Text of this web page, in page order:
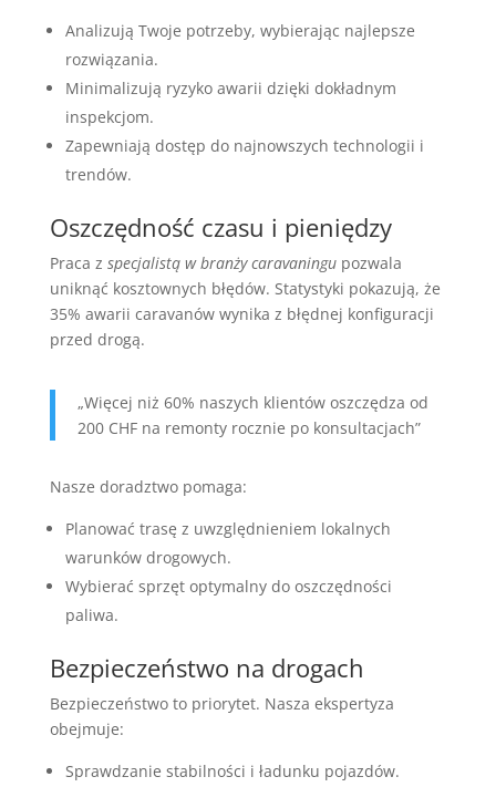
Analizują Twoje potrzeby, wybierając najlepsze
rozwiązania.
Minimalizują ryzyko awarii dzięki dokładnym
inspekcjom.
Zapewniają dostęp do najnowszych technologii i
trendów.
Oszczędność czasu i pieniędzy
Praca z specjalistą w branży caravaningupozwala
uniknąć kosztownych błędów. Statystyki pokazują, że
35% awarii caravanów wynika z błędnej konfiguracji
przed drogą.
„Więcej niż 60% naszych klientów oszczędza od
200 CHF na remonty rocznie po konsultacjach”
Nasze doradztwo pomaga:
Planować trasę z uwzględnieniem lokalnych
warunków drogowych.
Wybierać sprzęt optymalny do oszczędności
paliwa.
Bezpieczeństwo na drogach
Bezpieczeństwo to priorytet. Nasza ekspertyza
obejmuje:
Sprawdzanie stabilności i ładunku pojazdów.